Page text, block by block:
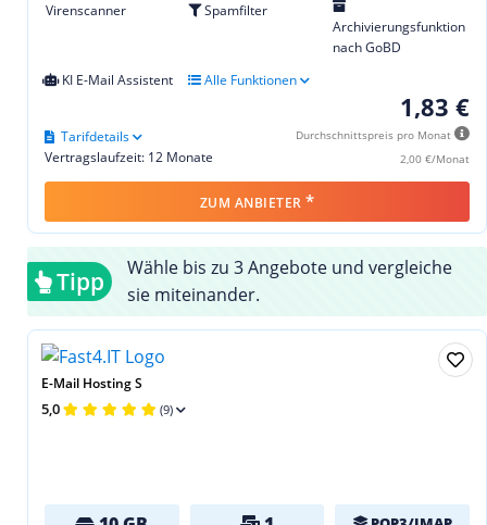
Virenscanner
Spamfilter
Archivierungsfunktion
nach GoBD
KI E-Mail Assistent
Alle Funktionen
1,83 €
Durchschnittspreis pro Monat
2,00 €/Monat
Vertragslaufzeit: 12 Monate
Tarifdetails
ZUM ANBIETER *
Tipp
Wähle bis zu 3 Angebote und vergleiche
sie miteinander.
E-Mail Hosting S
5,0 (9)